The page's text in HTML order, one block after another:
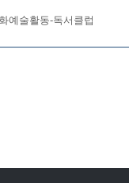
예술활동-독서클럽